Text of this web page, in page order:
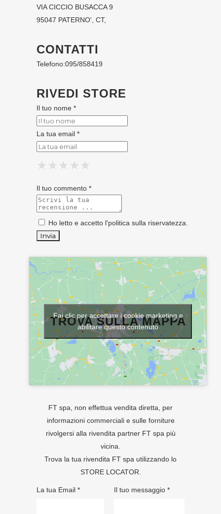
VIA CICCIO BUSACCA 9
95047 PATERNO', CT,
CONTATTI
Telefono:095/858419
RIVEDI STORE
Il tuo nome *
La tua email *
★
★ ★
★ ★ ★
★ ★ ★ ★
★ ★ ★ ★ ★
Il tuo commento *
Ho letto e accetto l'politica sulla riservatezza
TROVA SULLA MAPPA
Fai clic per accettare i cookie marketing e
abilitare questo contenuto
FT spa, non effettua vendita diretta, per
informazioni commerciali e sulle forniture
rivolgersi alla rivendita partner FT spa più
vicina.
Trova la tua rivendita FT spa utilizzando lo
STORE LOCATOR
La tua Email * Il tuo messaggio *